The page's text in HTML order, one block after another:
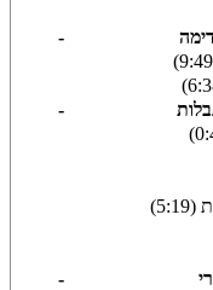
-
-
-